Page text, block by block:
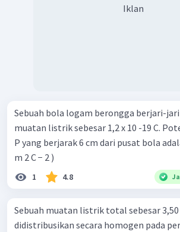
Iklan
Sebuah bola logam berongga berjari-
muatan listrik sebesar 1,2 x 10 -19 C.
P yang berjarak 6 cm dari pusat bola adalah ... ( k =
m 2 C − 2 )
1 4.8
Sebuah muatan listrik total sebesar 3,50
didistribusikan secara homogen pada